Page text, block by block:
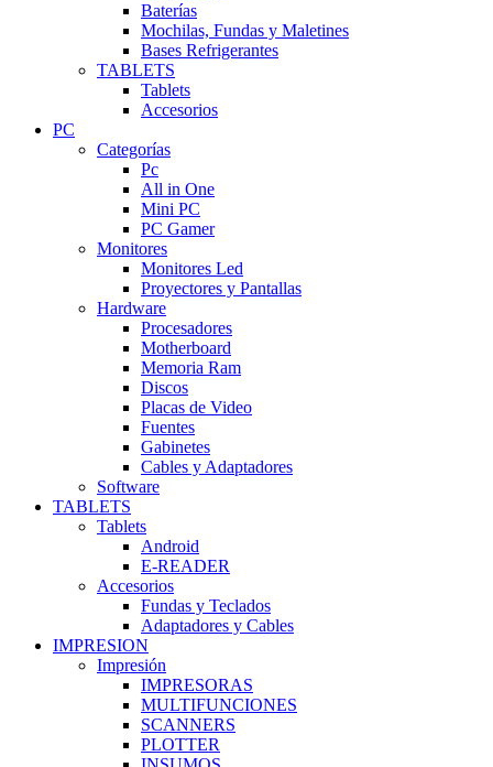
Baterías
Mochilas, Fundas y Maletines
Bases Refrigerantes
TABLETS
Tablets
Accesorios
PC
Categorías
Pc
All in One
Mini PC
PC Gamer
Monitores
Monitores Led
Proyectores y Pantallas
Hardware
Procesadores
Motherboard
Memoria Ram
Discos
Placas de Video
Fuentes
Gabinetes
Cables y Adaptadores
Software
TABLETS
Tablets
Android
E-READER
Accesorios
Fundas y Teclados
Adaptadores y Cables
IMPRESION
Impresión
IMPRESORAS
MULTIFUNCIONES
SCANNERS
PLOTTER